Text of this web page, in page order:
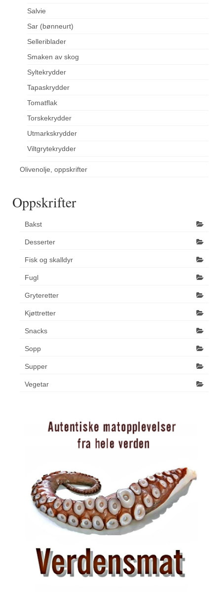
Salvie
Sar (bønneurt)
Selleriblader
Smaken av skog
Syltekrydder
Tapaskrydder
Tomatflak
Torskekrydder
Utmarkskrydder
Viltgrytekrydder
Olivenolje, oppskrifter
Oppskrifter
Bakst
Desserter
Fisk og skalldyr
Fugl
Gryteretter
Kjøttretter
Snacks
Sopp
Supper
Vegetar